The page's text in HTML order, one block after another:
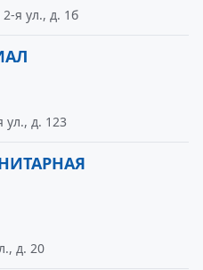
я ул., д. 1б
ул., д. 123
д. 20